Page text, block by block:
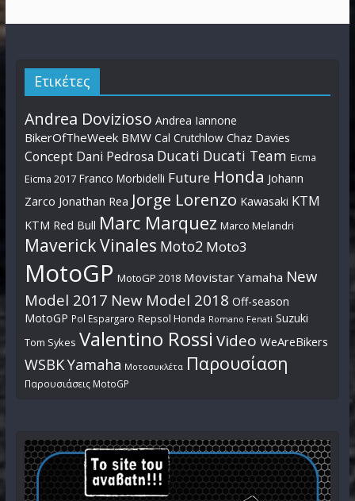
Ετικέτες
Andrea Dovizioso Andrea Iannone
BikerOfTheWeek BMW Cal Crutchlow Chaz Davies
Concept Dani Pedrosa Ducati Ducati Team Eicma
Eicma 2017 Franco Morbidelli Future Honda Johann
Zarco Jonathan Rea Jorge Lorenzo Kawasaki KTM
KTM Red Bull Marc Marquez Marco Melandri
Maverick Vinales Moto2 Moto3
MotoGP MotoGP 2018 Movistar Yamaha New
Model 2017 New Model 2018 Off-season
MotoGP Pol Espargaro Repsol Honda Romano Fenati Suzuki
Tom Sykes Valentino Rossi Video WeAreBikers
WSBKYamaha Μοτοσυκλέτα Παρουσίαση
Παρουσιάσεις MotoGP